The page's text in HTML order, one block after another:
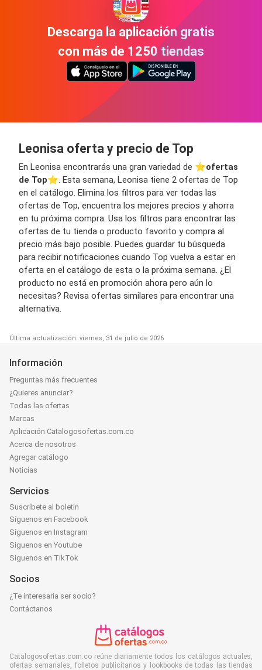
Descarga la aplicación gratis
con más de 1250 tiendas
Leonisa oferta y precio de Top
En Leonisa encontrarás una gran variedad de ⭐️ofertas
de Top⭐️. Esta semana, Leonisa tiene 2 ofertas de Top
en el catálogo. Elimina los filtros para ver todas las
ofertas de Top, encuentra los mejores precios y ahorra
en tu próxima compra. Usa los filtros para encontrar las
ofertas de tu tienda o producto favorito y compra al
precio más bajo posible. Puedes guardar tu búsqueda
para recibir notificaciones cuando Top vuelva a estar en
oferta en el catálogo de esta o la próxima semana. ¿El
producto no está en promoción ahora pero aún lo
necesitas? Revisa ofertas similares para encontrar una
alternativa.
Última actualización: viernes, 31 de julio de 2026
Información
Preguntas más frecuentes
¿Quieres anunciar?
Todas las ofertas
Marcas
Aplicación Catalogosofertas.com.co
Acerca de nosotros
Agregar catálogo
Noticias
Servicios
Suscríbete al boletín
Síguenos en Facebook
Síguenos en Instagram
Síguenos en Youtube
Síguenos en TikTok
Socios
¿Te interesaría ser socio?
Contáctanos
Catalogosofertas.com.co reúne diariamente todos los catálogos actuales,
ofertas semanales, folletos publicitarios y lookbooks de todas las tiendas